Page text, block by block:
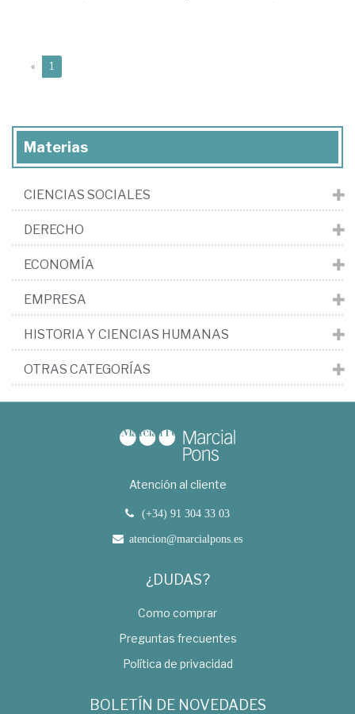
« 1
Materias
CIENCIAS SOCIALES
DERECHO
ECONOMÍA
EMPRESA
HISTORIA Y CIENCIAS HUMANAS
OTRAS CATEGORÍAS
Atención al cliente
(+34) 91 304 33 03
atencion@marcialpons.es
¿DUDAS?
Como comprar
Preguntas frecuentes
Política de privacidad
BOLETÍN DE NOVEDADES